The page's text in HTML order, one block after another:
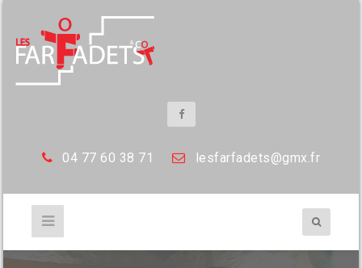
04 77 60 38 71 lesfarfadets@gmx.fr